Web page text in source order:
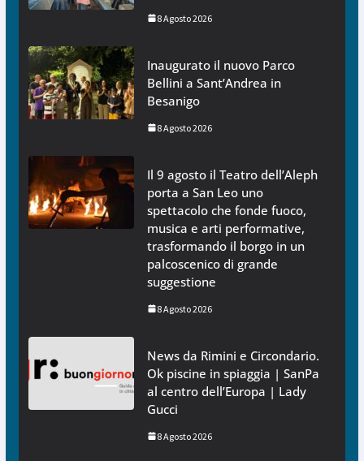
8 Agosto 2026
Inaugurato il nuovo Parco
Bellini a Sant’Andrea in
Besanigo
8 Agosto 2026
Il 9 agosto il Teatro dell’Aleph
porta a San Leo uno
spettacolo che fonde fuoco,
musica e arti performative,
trasformando il borgo in un
palcoscenico di grande
suggestione
8 Agosto 2026
News da Rimini e Circondario.
Ok piscine in spiaggia | SanPa
al centro dell’Europa | Lady
Gucci
8 Agosto 2026